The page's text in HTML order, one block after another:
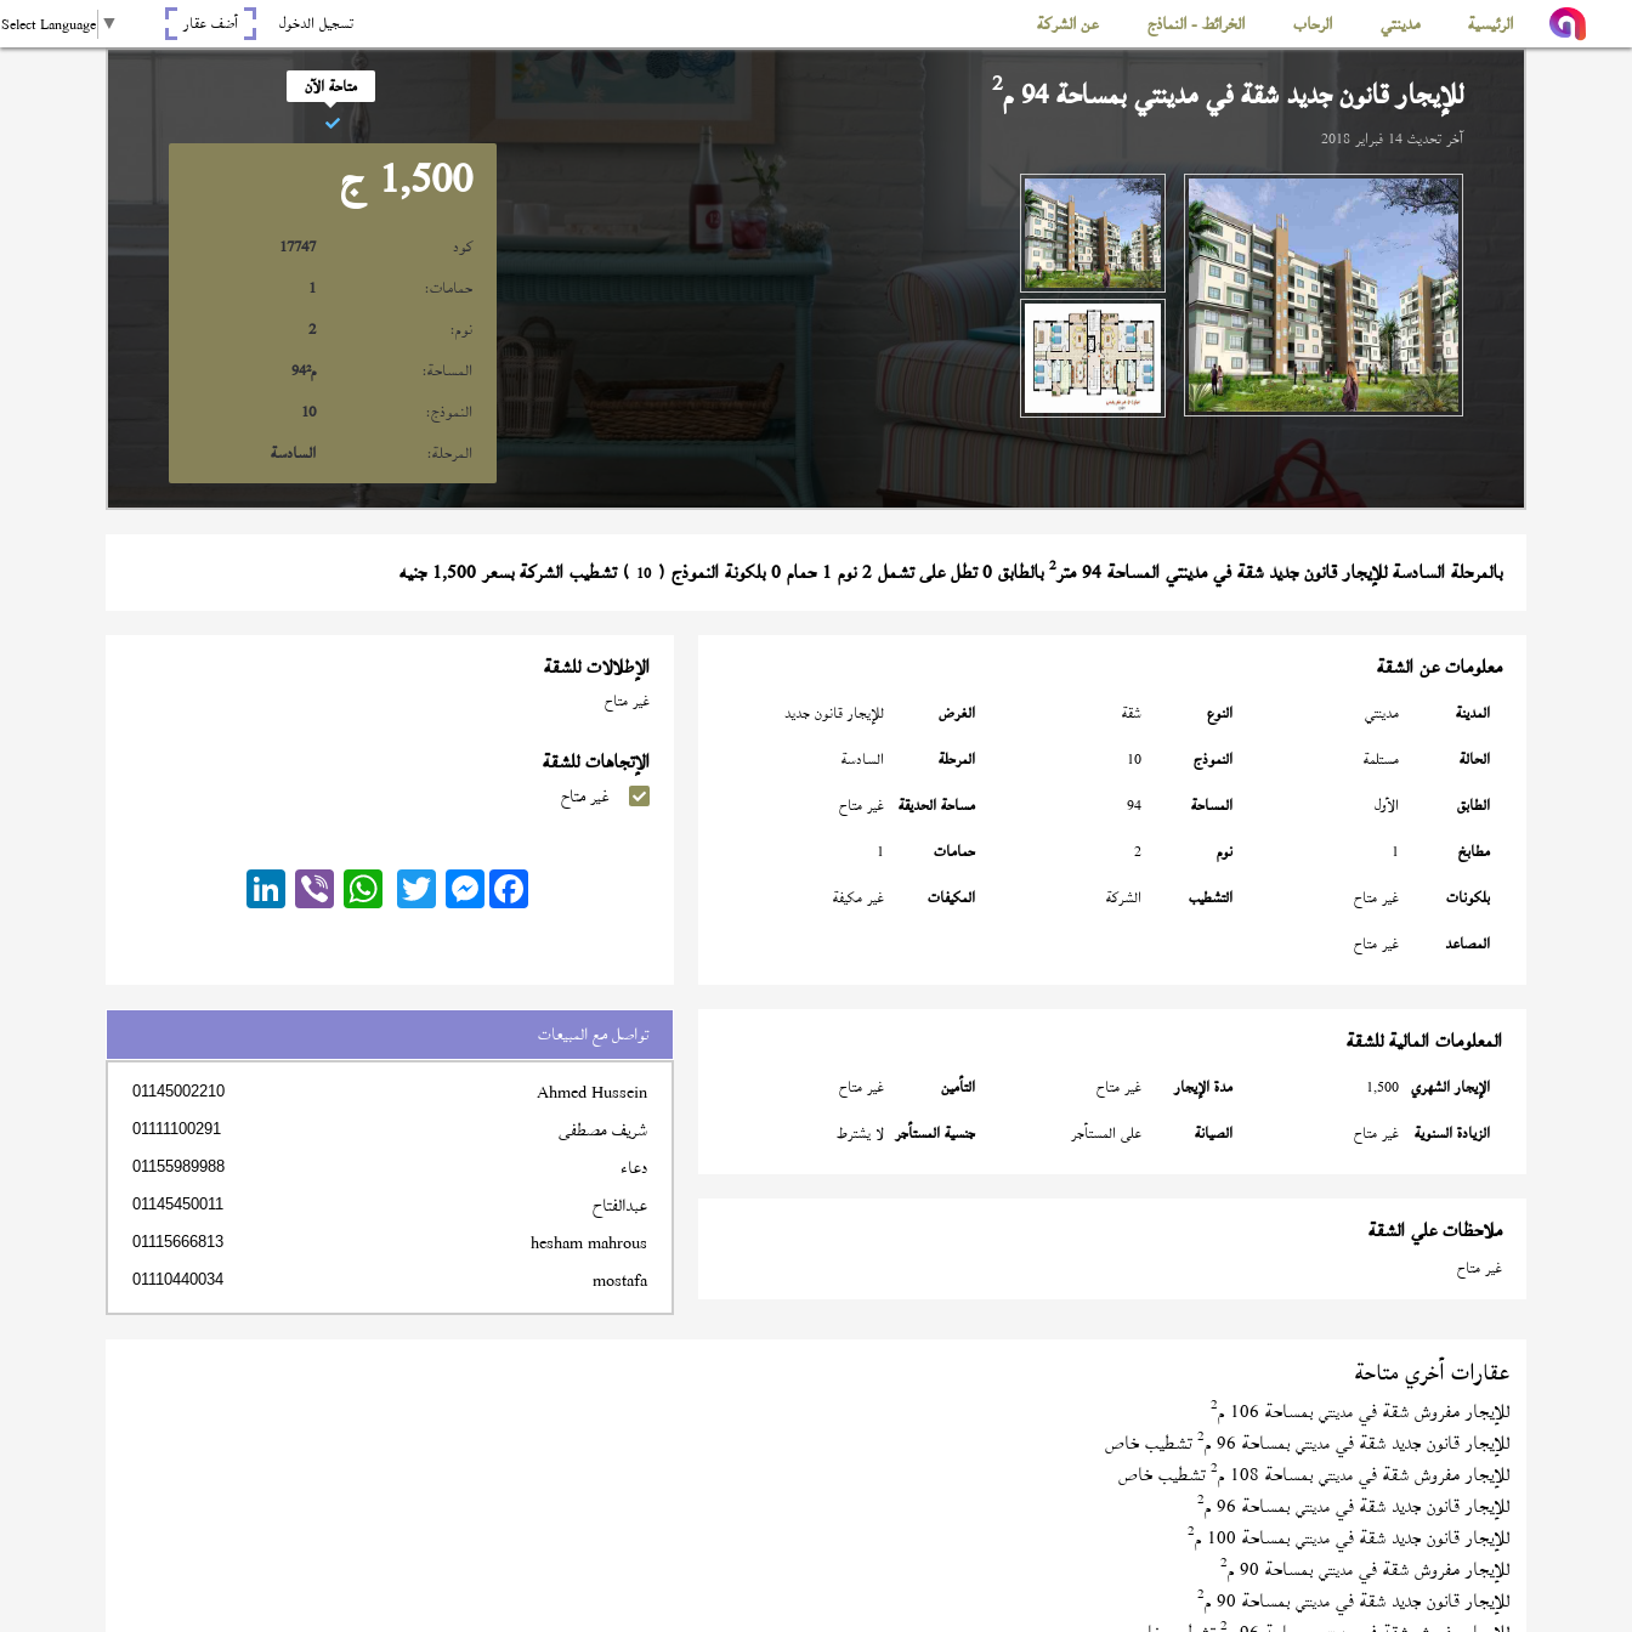
الرئيسية مدينتي الرحاب الخرائط - النماذج عن الشركة تسجيل الدخول أضف عقار Select Language ▼
للإيجار قانون جديد شقة فيمدينتيبمساحة 94 م 2
آخر تحديث14 فبراير 2018
متاحة الآن
1,500 ج
كود
17747
حمامات:
1
نوم:
2
المساحة:
94م²
النموذج:
10
المرحلة:
السادسة
بالمرحلة السادسة للإيجار قانون جديد شقة في مدينتي المساحة 94 متر 2بالطابق 0 تطل على تشمل 2 نوم 1 حمام 0 بلكونة النموذج ( 10 ) تشطيب الشركة بسعر 1,500 جنيه
معلومات عن الشقة
المدينة مدينتي النوع شقة الغرض
للإيجار قانون جديد
الحالة
مستلمة النموذج 10 المرحلة
السادسة
الطابق
الأول المساحة 94 مساحة الحديقة غير متاح
مطابخ
1 نوم 2 حمامات
1
بلكونات
غير متاح التشطيب الشركة المكيفات
غير مكيفة
المصاعد
غير متاح
الإطلالات للشقة
غير متاح
الإتجاهات للشقة
غير متاح
Messenger
المعلومات المالية للشقة
الإيجار الشهري 1,500 مدة الإيجار غير متاح التأمين
غير متاح
الزيادة السنوية غير متاح الصيانة على المستأجر جنسية المستأجر لا يشترط
ملاحظات علي الشقة
غير متاح
تواصل مع المبيعات
Ahmed Hussein
01145002210
شريف مصطفى 01111100291
دعاء 01155989988
عبدالفتاح 01145450011
hesham mahrous
01115666813
mostafa
01110440034
عقارات أخري متاحة
للإيجار مفروش شقة في مدينتي بمساحة 106 م 2
للإيجار قانون جديد شقة في مدينتي بمساحة 96 م 2تشطيب خاص
للإيجار مفروش شقة في مدينتي بمساحة 108 م 2تشطيب خاص
للإيجار قانون جديد شقة في مدينتي بمساحة 96 م 2
للإيجار قانون جديد شقة في مدينتي بمساحة 100 م 2
للإيجار مفروش شقة في مدينتي بمساحة 90 م 2
للإيجار قانون جديد شقة في مدينتي بمساحة 90 م 2
2